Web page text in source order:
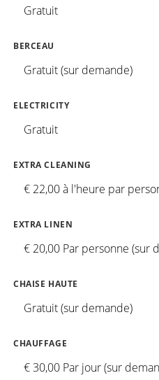
Gratuit
BERCEAU
Gratuit (sur demande)
ELECTRICITY
Gratuit
EXTRA CLEANING
€ 22,00 à l'heure par
EXTRA LINEN
€ 20,00 Par personne (sur
CHAISE HAUTE
Gratuit (sur demande)
CHAUFFAGE
€ 30,00 Par jour (sur